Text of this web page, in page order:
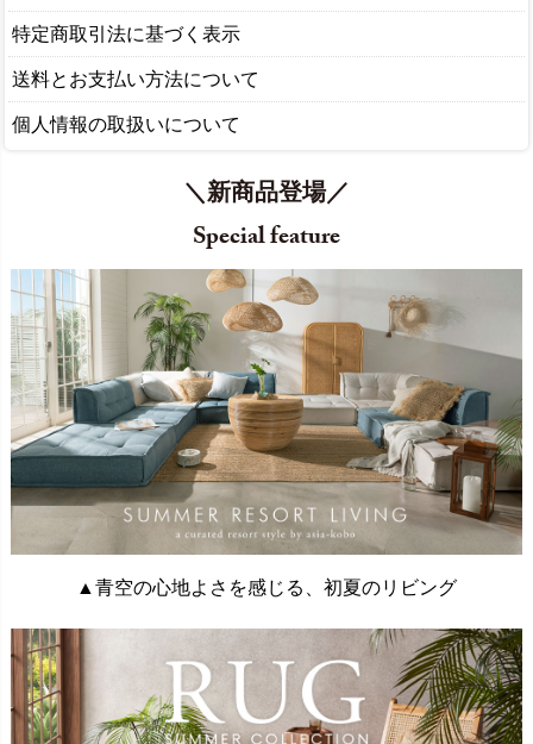
特定商取引法に基づく表示
送料とお支払い方法について
個人情報の取扱いについて
＼新商品登場／
Special feature
▲青空の心地よさを感じる、初夏のリビング